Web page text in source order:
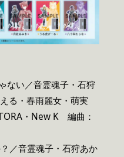
ない／音霊魂子・石狩
る・春雨麗女・萌実
・New K 編曲：
／音霊魂子・石狩あか